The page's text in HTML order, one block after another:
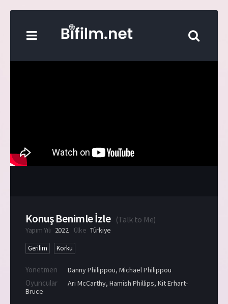
Konuş Benimle İzle (Talk to Me)
Yapım Yılı 2022 Ülke Türkiye
Gerilim Korku
Yönetmen Danny Philippou, Michael Philippou
Oyuncular Ari McCarthy, Hamish Phillips, Kit Erhart-
Bruce